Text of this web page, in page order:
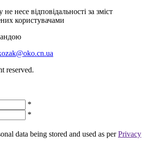
не несе відповідальності за зміст
користувачами
reserved.
*
*
data being stored and used as perPrivacy